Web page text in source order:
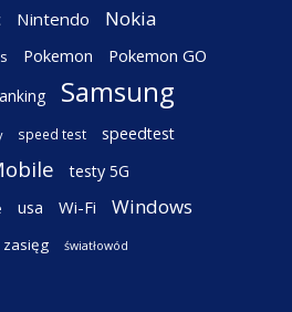
Nintendo Nokia
Pokemon Pokemon GO
Samsung
speed test speedtest
testy 5G
usa Wi-Fi Windows
zasięg światłowód